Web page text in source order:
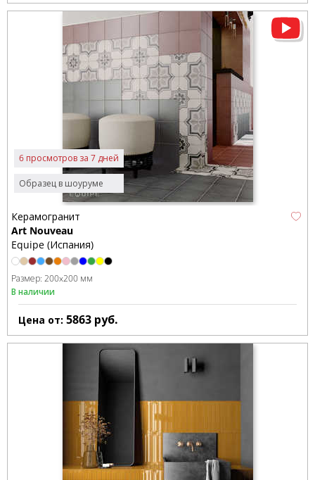
Образец в шоуруме
6 просмотров за 7 дней
Керамогранит
Art Nouveau
Equipe (Испания)
Размер: 200x200 мм
В наличии
Цена от: 5863 руб.